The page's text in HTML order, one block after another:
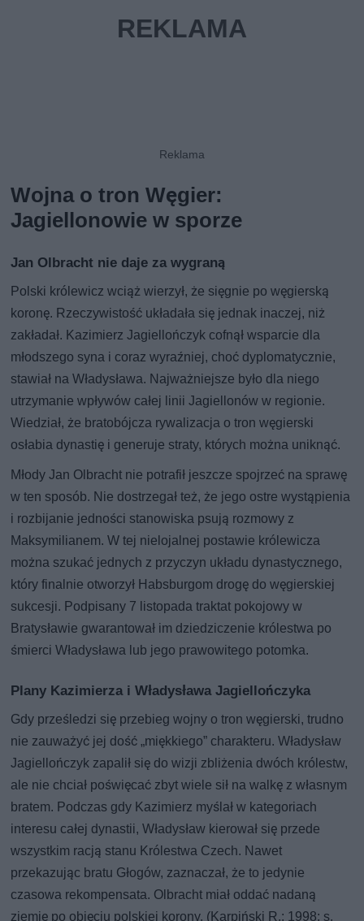
Wojna o tron Węgier:
Jagiellonowie w sporze
Jan Olbracht nie daje za wygraną
Polski królewicz wciąż wierzył, że sięgnie po węgierską
koronę. Rzeczywistość układała się jednak inaczej, niż
zakładał. Kazimierz Jagiellończyk cofnął wsparcie dla
młodszego syna i coraz wyraźniej, choć dyplomatycznie,
stawiał na Władysława. Najważniejsze było dla niego
utrzymanie wpływów całej linii Jagiellonów w regionie.
Wiedział, że bratobójcza rywalizacja o tron węgierski
osłabia dynastię i generuje straty, których można uniknąć.
Młody Jan Olbracht nie potrafił jeszcze spojrzeć na sprawę
w ten sposób. Nie dostrzegał też, że jego ostre wystąpienia
i rozbijanie jedności stanowiska psują rozmowy z
Maksymilianem. W tej nielojalnej postawie królewicza
można szukać jednych z przyczyn układu dynastycznego,
który finalnie otworzył Habsburgom drogę do węgierskiej
sukcesji. Podpisany 7 listopada traktat pokojowy w
Bratysławie gwarantował im dziedziczenie królestwa po
śmierci Władysława lub jego prawowitego potomka.
Plany Kazimierza i Władysława Jagiellończyka
Gdy prześledzi się przebieg wojny o tron węgierski, trudno
nie zauważyć jej dość „miękkiego” charakteru. Władysław
Jagiellończyk zapalił się do wizji zbliżenia dwóch królestw,
ale nie chciał poświęcać zbyt wiele sił na walkę z własnym
bratem. Podczas gdy Kazimierz myślał w kategoriach
interesu całej dynastii, Władysław kierował się przede
wszystkim racją stanu Królestwa Czech. Nawet
przekazując bratu Głogów, zaznaczał, że to jedynie
czasowa rekompensata. Olbracht miał oddać nadaną
ziemię po objęciu polskiej korony. (Karpiński R.: 1998: s.